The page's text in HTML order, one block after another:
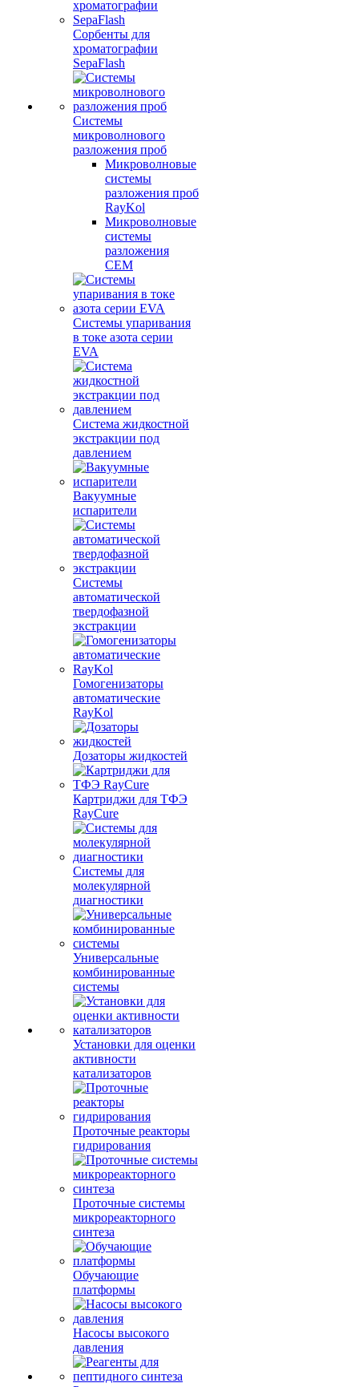
Сорбенты для
хроматографии
SepaFlash
Системы
микроволнового
разложения проб
Микроволновые
системы
разложения проб
RayKol
Микроволновые
системы
разложения
CEM
Системы упаривания
в токе азота серии
EVA
Система жидкостной
экстракции под
давлением
Вакуумные
испарители
Системы
автоматической
твердофазной
экстракции
Гомогенизаторы
автоматические
RayKol
Дозаторы жидкостей
Картриджи для ТФЭ
RayCure
Системы для
молекулярной
диагностики
Универсальные
комбинированные
системы
Установки для оценки
активности
катализаторов
Проточные реакторы
гидрирования
Проточные системы
микрореакторного
синтеза
Обучающие
платформы
Насосы высокого
давления